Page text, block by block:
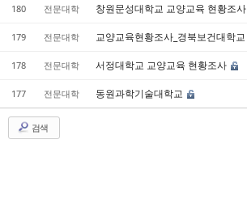
180 전문대학 창원문성대학교 교양교육 현황조사
179 전문대학 교양교육현황조사_경북보건대학교
178 전문대학 서정대학교 교양교육 현황조사
177 전문대학 동원과학기술대학교
검색